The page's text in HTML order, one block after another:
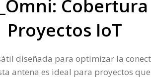
Proyectos IoT
diseñada para optimizar la
antena es ideal para proyectos